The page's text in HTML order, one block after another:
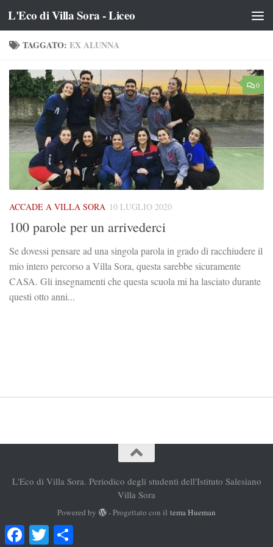
Salta al contenuto
L'Eco di Villa Sora - Liceo
TAGGATO: EX ALUNNA
0
ACCADE A VILLA SORA 10 LUGLIO 2020
100 parole per un arrivederci
Se dovessi pensare ad una singola parola in grado di racchiudere il
mio intero percorso a Villa Sora, questa sarebbe sicuramente
CASA. Gli insegnamenti che questa scuola mi ha lasciato durante
questi otto anni...
L'Eco di Villa Sora. Periodico degli studenti dell'Istituto Salesiano
Villa Sora
Powered by - Progettato con iltema Hueman
FacebookTwitter